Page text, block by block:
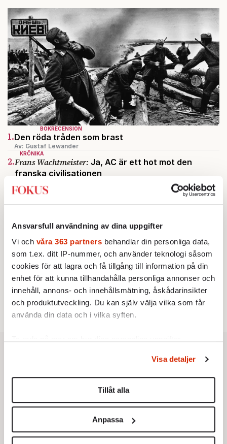
Ansvarsfull användning av dina uppgifter
Vi och våra 363 partners behandlar din personliga data,
som t.ex. ditt IP-nummer, och använder teknologi såsom
cookies för att lagra och få tillgång till information på din
enhet för att kunna tillhandahålla personliga annonser och
innehåll, annons- och innehållsmätning, åskådarinsikter
och produktutveckling. Du kan själv välja vilka som får
använda din data och i vilka syften.
Du kan ändra eller dra tillbaka ditt samtycke när som
helst från cookie-förklaringen.
Vi använder enhetsidentifierare för att anpassa innehållet
för sociala medier och analysera vår trafik. Vi
vidarebefordrar även sådana identifierare och annan
Visa detaljer
Tillåt alla
Anpassa
BOKRECENSION
1.Den röda tråden som brast
Av: Gustaf Lewander
KRÖNIKA
2.Frans Wachtmeister: Ja, AC är ett hot mot den
franska civilisationen
3.Bitte Assarmo:
Sagan om den lågbegåvade
ursprungsbefolkningen i Filipstad
alla om att vara arbetarklass
INRIKES
5. Vattenbristen är här – men var femte liter läcker
Av: Susanne Gäre
KRÖNIKA
6. Sakine Madon:
Efter islamistdådet oroar sig
vänstern för Agnes Wold